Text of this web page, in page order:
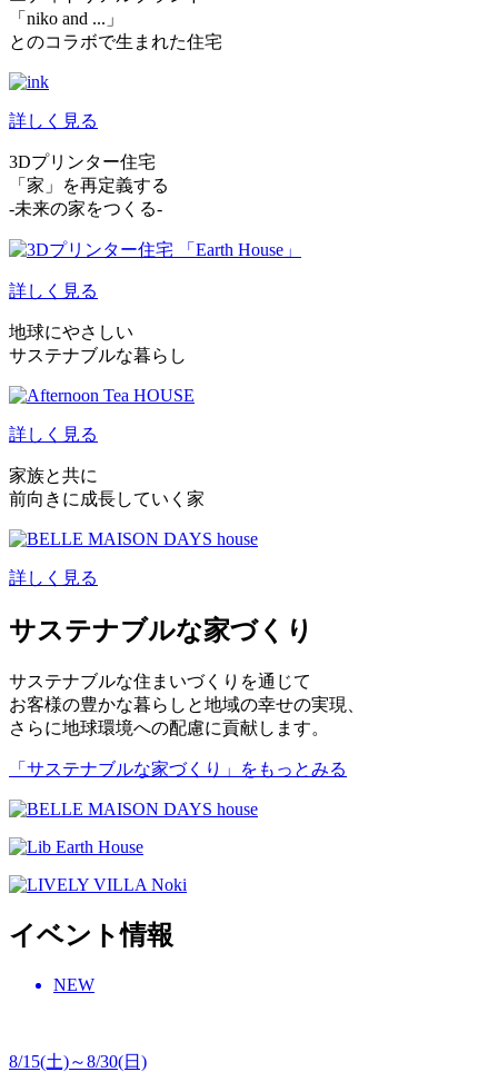
「niko and ...」
とのコラボで生まれた住宅
詳しく見る
3Dプリンター住宅
「家」を再定義する
-未来の家をつくる-
詳しく見る
地球にやさしい
サステナブルな暮らし
詳しく見る
家族と共に
前向きに成長していく家
詳しく見る
サステナブルな家づくり
サステナブルな住まいづくりを通じて
お客様の豊かな暮らしと地域の幸せの実現、
さらに地球環境への配慮に貢献します。
「サステナブルな家づくり」 をもっとみる
イベント情報
NEW
8/15(土)～8/30(日)